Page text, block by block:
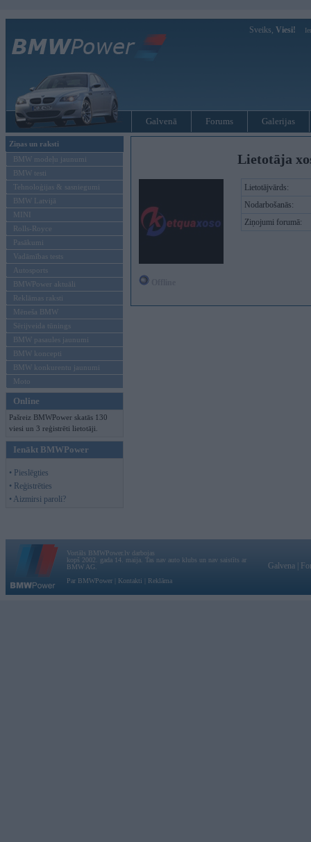
Sveiks, Viesi!
Galvenā Forums Galerijas
Ziņas un raksti
BMW modeļu jaunumi
BMW testi
Tehnoloģijas & sasniegumi
BMW Latvijā
MINI
Rolls-Royce
Pasākumi
Vadāmības tests
Autosports
BMWPower aktuāli
Reklāmas raksti
Mēneša BMW
Sērijveida tūnings
BMW pasaules jaunumi
BMW koncepti
BMW konkurentu jaunumi
Moto
Online
Pašreiz BMWPower skatās 130
viesi un 3 reģistrēti lietotāji.
Ienākt BMWPower
• Pieslēgties
• Reģistrēties
• Aizmirsi paroli?
Lietotāja
Lietotājvārds:
Nodarbošanās:
Ziņojumi forumā:
Vortāls BMWPower.lv darbojas
kopš 2002. gada 14. maija. Tas nav auto klubs un nav saistīts ar
BMW AG.
Par BMWPower
Kontakti Reklāma
Galvena